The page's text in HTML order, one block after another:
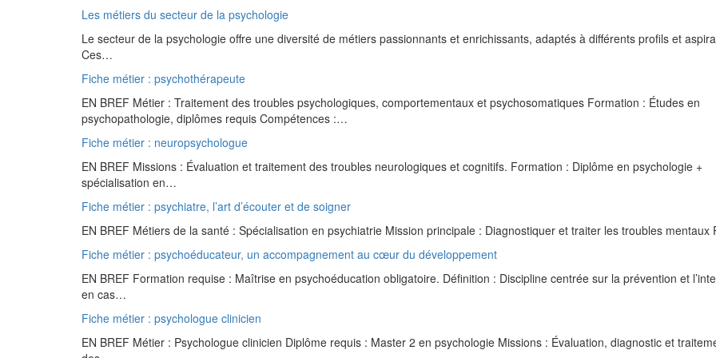
Les métiers du secteur de la psychologie
Le secteur de la psychologie offre une diversité de métiers passionnants et enrichissants, adaptés à différents profils et
Ces…
Fiche métier : psychothérapeute
EN BREF Métier : Traitement des troubles psychologiques, comportementaux et psychosomatiques Formation : Études en
psychopathologie, diplômes requis Compétences :…
Fiche métier : neuropsychologue
EN BREF Missions : Évaluation et traitement des troubles neurologiques et cognitifs. Formation : Diplôme en psychologie +
spécialisation en…
Fiche métier : psychiatre, l’art d’écouter et de soigner
EN BREF Métiers de la santé : Spécialisation en psychiatrie Mission principale : Diagnostiquer et traiter les troubles
Fiche métier : psychoéducateur, un accompagnement au cœur du développement
EN BREF Formation requise : Maîtrise en psychoéducation obligatoire. Définition : Discipline centrée sur la prévention et
en cas…
Fiche métier : psychologue clinicien
EN BREF Métier : Psychologue clinicien Diplôme requis : Master 2 en psychologie Missions : Évaluation, diagnostic et